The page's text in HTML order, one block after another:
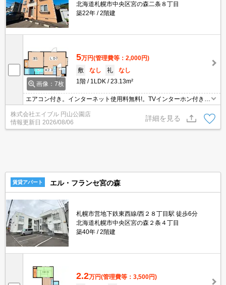
北海道札幌市中央区宮の森二条８丁目
築22年
2階建
画像：7枚
5万円(管理費等：2,000円)
敷
なし 礼
なし
1階
1LDK 23.13m²
エアコン付き。インターネット使用料無料!。TVインターホン付き。
シャンドレ。ペット小型犬のみ可。温水洗浄便座付き。バス・トイ
レ別。角部屋。灯油FF。敷金・礼金なし。仲介手数料家賃の0.55ヵ
月分。
株式会社エイブル 円山公園店
情報更新日 2026/08/06
詳細を見る
賃貸アパート エル・フランセ宮の森
札幌市営地下鉄東西線/西２８丁目駅 徒歩6分
北海道札幌市中央区宮の森２条４丁目
築40年
2階建
2.2万円(管理費等：3,500円)